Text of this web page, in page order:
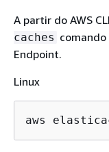
A partir do AWS
caches
Endpoint.
Linux
aws